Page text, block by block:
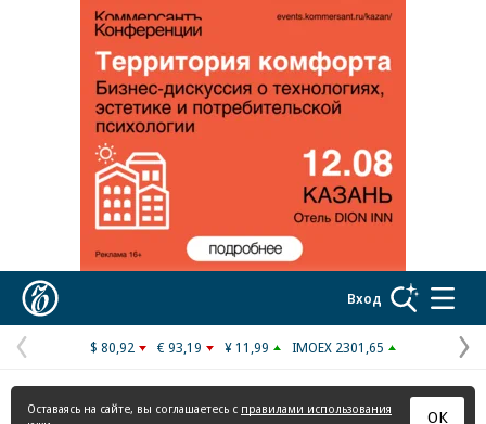
Реклама в «Ъ» www.kommersant.ru/ad
Вход
Предыдущая
страница
$ 80,92 € 93,19 ¥ 11,99 IMOEX 2301,65
Оставаясь на сайте, вы соглашаетесь с правилами использования
ОК